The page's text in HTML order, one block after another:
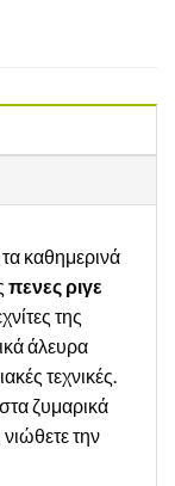
καθημερινά
πενες ριγε
της
άλευρα
τεχνικές.
ζυμαρικά
την